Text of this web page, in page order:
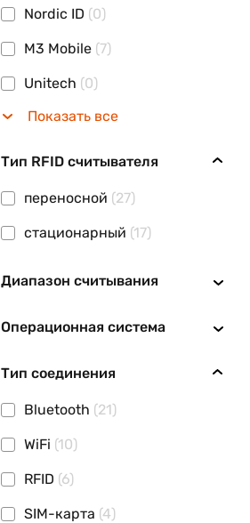
Nordic ID (0)
M3 Mobile (7)
Unitech (0)
Показать все
Тип RFID считывателя
переносной (27)
стационарный (17)
Диапазон считывания
Операционная система
Тип соединения
Bluetooth (21)
WiFi (10)
RFID (6)
SIM-карта (4)